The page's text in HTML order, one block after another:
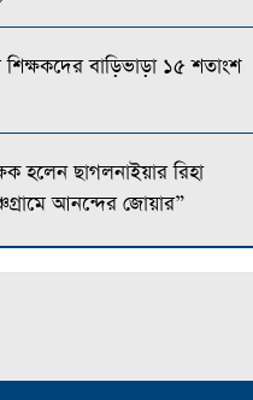
বাড়িভাড়া ১৫ শতাংশ
হলেন ছাগলনাইয়ার রিহা
আনন্দের জোয়ার”